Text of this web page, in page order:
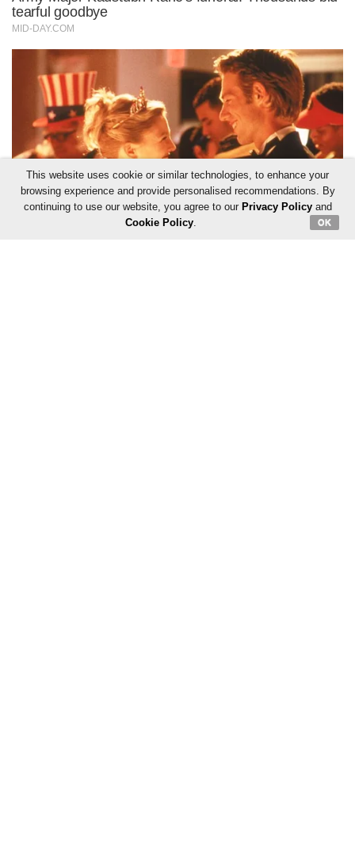
This website uses cookie or similar technologies, to enhance your
browsing experience and provide personalised recommendations. By
continuing to use our website, you agree to our Privacy Policyand
Cookie Policy. OK